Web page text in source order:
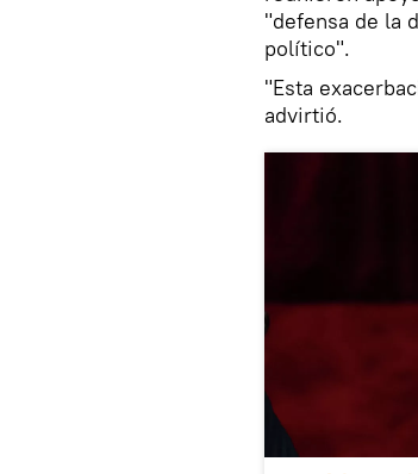
"defensa de la
político".
"Esta
advirtió.